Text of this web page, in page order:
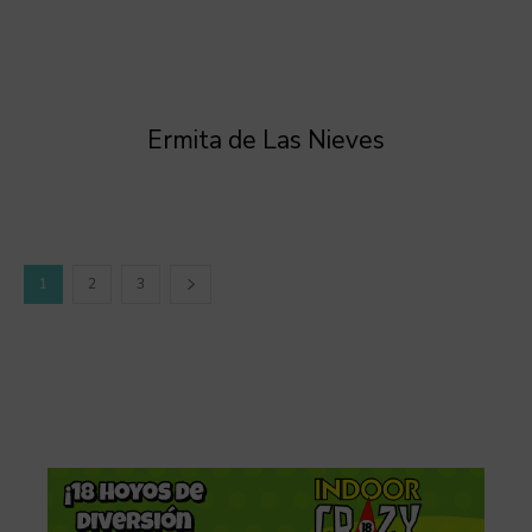
Ermita de Las Nieves
1 2 3